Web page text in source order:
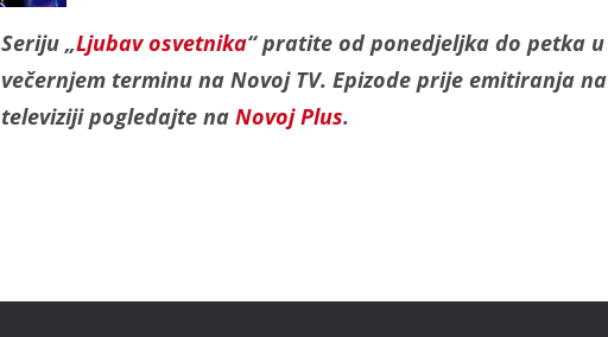
Seriju „Ljubav osvetnika“ pratite od ponedjeljka do petka u
večernjem terminu na Novoj TV. Epizode prije emitiranja na
televiziji pogledajte na Novoj Plus.